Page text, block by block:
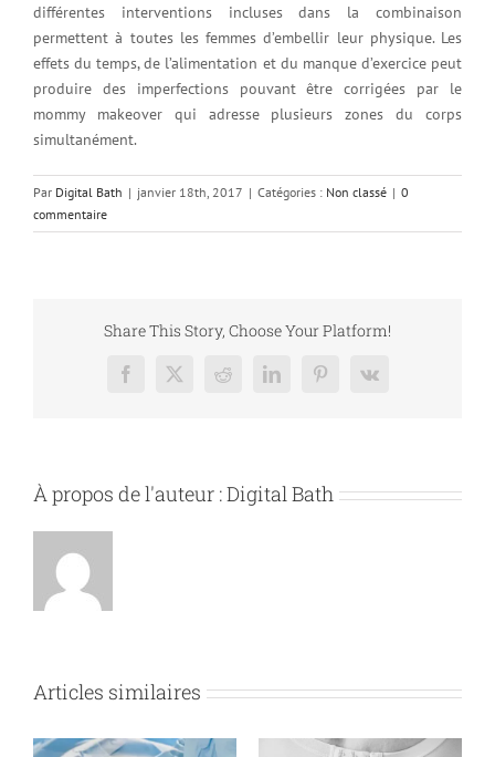
différentes interventions incluses dans la combinaison
permettent à toutes les femmes d’embellir leur physique. Les
effets du temps, de l’alimentation et du manque d’exercice peut
produire des imperfections pouvant être corrigées par le
mommy makeover qui adresse plusieurs zones du corps
simultanément.
Par Digital Bath | janvier 18th, 2017 | Catégories : Non classé | 0
commentaire
Share This Story, Choose Your Platform!
Facebook
X RedditLinkedInPinterest
Vk
À propos de l'auteur :Digital Bath
Articles similaires